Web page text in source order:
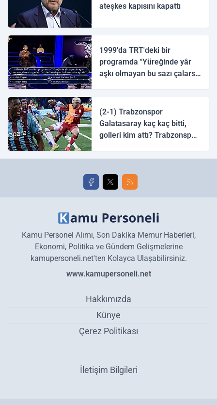
ateşkes kapısını kapattı
1999'da TRT'deki bir
programda "Yüreğinde yâr
aşkı olmayan bu sazı çalarsa
(2-1) Trabzonspor
Galatasaray kaç kaç bitti,
golleri kim attı? Trabzonspor
golleri!
Kamu Personel Alımı, Son Dakika Memur Haberleri,
Ekonomi, Politika ve Gündem Gelişmelerine
kamupersoneli.net'ten Kolayca Ulaşabilirsiniz.
www.kamupersoneli.net
Hakkımızda
Künye
Çerez Politikası
İletişim Bilgileri